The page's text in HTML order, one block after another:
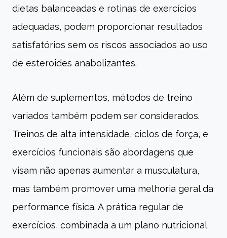
dietas balanceadas e rotinas de exercícios
adequadas, podem proporcionar resultados
satisfatórios sem os riscos associados ao uso
de esteroides anabolizantes.
Além de suplementos, métodos de treino
variados também podem ser considerados.
Treinos de alta intensidade, ciclos de força, e
exercícios funcionais são abordagens que
visam não apenas aumentar a musculatura,
mas também promover uma melhoria geral da
performance física. A prática regular de
exercícios, combinada a um plano nutricional